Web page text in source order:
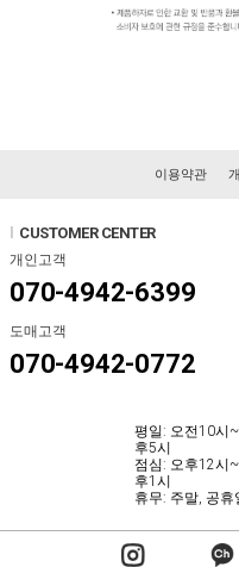
이용약관
CUSTOMER CENTER
개인고객
070-4942-6399
도매고객
070-4942-0772
평일: 오전10시
후5시
점심: 오후12시
후1시
휴무: 주말, 공휴